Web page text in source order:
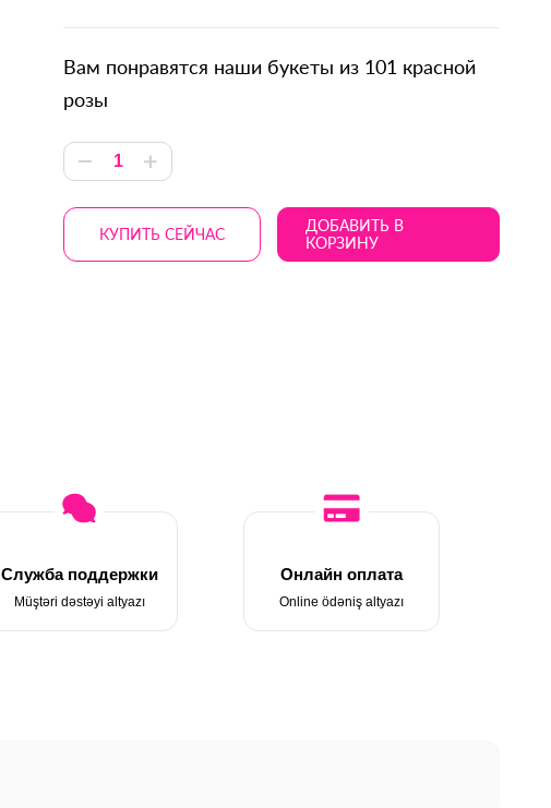
Вам понравятся наши букеты из 101 красной
розы
КУПИТЬ СЕЙЧАС
ДОБАВИТЬ В
КОРЗИНУ
Служба поддержки
Müştəri dəstəyi altyazı
Онлайн оплата
Online ödəniş altyazı